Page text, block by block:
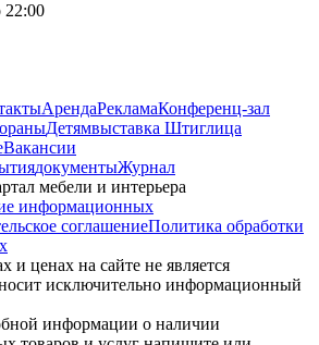
22:00
АрендаРекламаКонференц-зал
Детямвыставка Штиглица
Вакансии
документыЖурнал
мебели и интерьера
информационных
соглашениеПолитика обработки
и ценах на сайте не является
исключительно информационный
информации о наличии